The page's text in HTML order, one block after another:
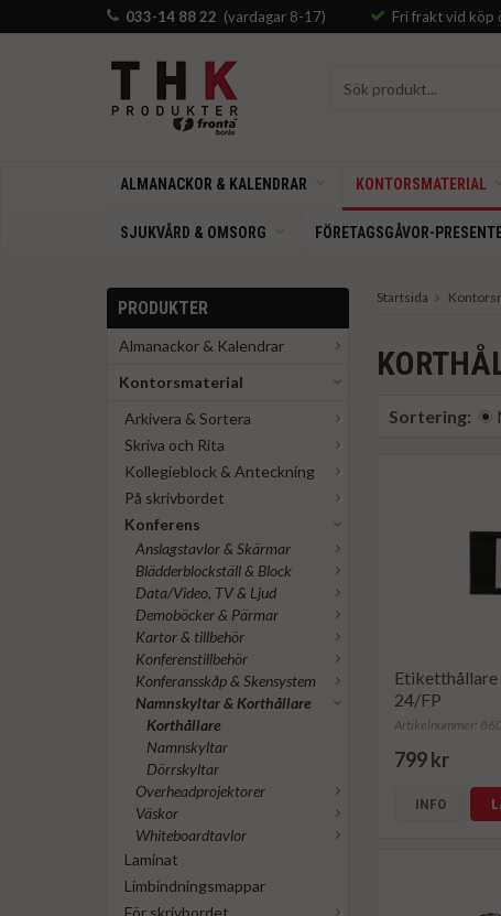
033-14 88 22 (vardagar 8-17) Fri frakt vid köp
ALMANACKOR & KALENDRAR KONTORSMATERIAL
SJUKVÅRD & OMSORG FÖRETAGSGÅVOR-
PRODUKTER
Almanackor & Kalendrar
Kontorsmaterial
Arkivera & Sortera
Skriva och Rita
Kollegieblock & Anteckning
På skrivbordet
Konferens
Anslagstavlor & Skärmar
Blädderblockställ & Block
Data/Video, TV & Ljud
Demoböcker & Pärmar
Kartor & tillbehör
Konferenstillbehör
Konferansskåp & Skensystem
Namnskyltar & Korthållare
Korthållare
Namnskyltar
Dörrskyltar
Overheadprojektorer
Väskor
Whiteboardtavlor
Laminat
Limbindningsmappar
För skrivbordet
Startsida
Sortering:
24/FP
Artikelnummer:
799 kr
INFO